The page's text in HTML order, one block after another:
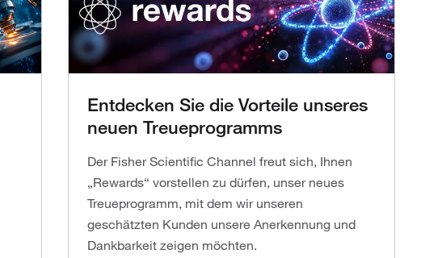
Entdecken Sie die Vorteile unseres
neuen Treueprogramms
Der Fisher Scientific Channel freut sich, Ihnen
„Rewards“ vorstellen zu dürfen, unser neues
Treueprogramm, mit dem wir unseren
geschätzten Kunden unsere Anerkennung und
Dankbarkeit zeigen möchten.